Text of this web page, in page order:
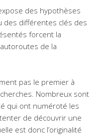
des hypothèses
des différentes clés des
forcent la
de la
pas le premier à
Nombreux sont
qui ont numéroté les
de découvrir une
est donc l’originalité